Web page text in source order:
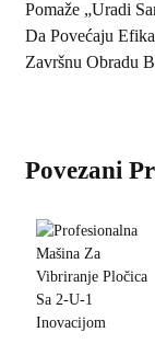
Pomaže „uradi
Da Povećaju
Završnu Obradu
Povezani